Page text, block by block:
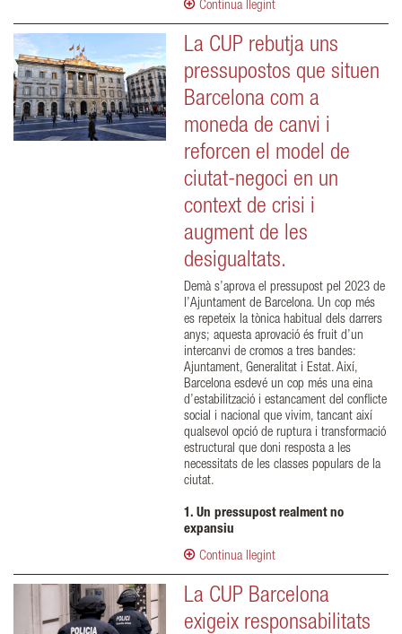
Continua llegint
La CUP rebutja uns
pressupostos que situen
Barcelona com a
moneda de canvi i
reforcen el model de
ciutat-negoci en un
context de crisi i
augment de les
desigualtats.
Demà s’aprova el pressupost pel 2023 de
l’Ajuntament de Barcelona. Un cop més
es repeteix la tònica habitual dels darrers
anys; aquesta aprovació és fruit d’un
intercanvi de cromos a tres bandes:
Ajuntament, Generalitat i Estat. Així,
Barcelona esdevé un cop més una eina
d’estabilització i estancament del conflicte
social i nacional que vivim, tancant així
qualsevol opció de ruptura i transformació
estructural que doni resposta a les
necessitats de les classes populars de la
ciutat.
1. Un pressupost realment no
expansiu
Continua llegint
La CUP Barcelona
exigeix responsabilitats